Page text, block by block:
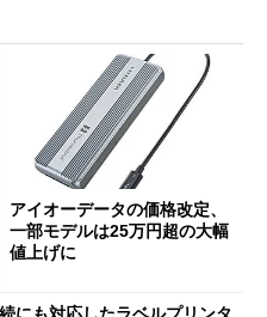
アイオーデータの価格改定、
一部モデルは25万円超の大幅
値上げに